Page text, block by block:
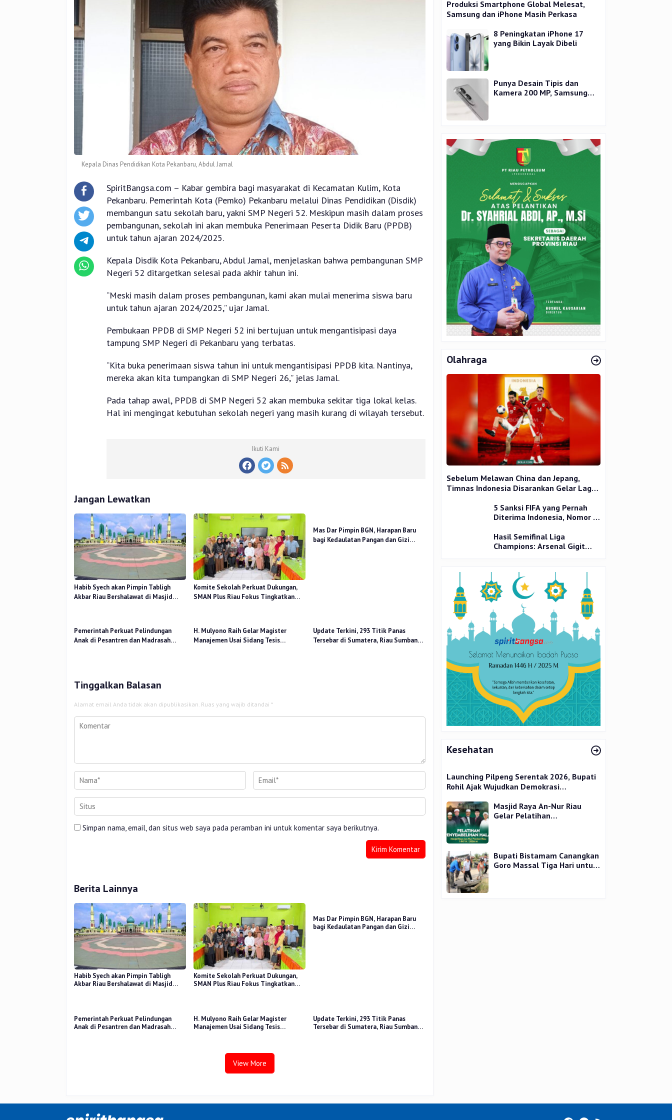
Kepala Dinas Pendidikan Kota Pekanbaru, Abdul Jamal
SpiritBangsa.com – Kabar gembira bagi masyarakat di Kecamatan Kulim, Kota
Pekanbaru. Pemerintah Kota (Pemko) Pekanbaru melalui Dinas Pendidikan (Disdik)
membangun satu sekolah baru, yakni SMP Negeri 52. Meskipun masih dalam proses
pembangunan, sekolah ini akan membuka Penerimaan Peserta Didik Baru (PPDB)
untuk tahun ajaran 2024/2025.
Kepala Disdik Kota Pekanbaru, Abdul Jamal, menjelaskan bahwa pembangunan SMP
Negeri 52 ditargetkan selesai pada akhir tahun ini.
“Meski masih dalam proses pembangunan, kami akan mulai menerima siswa baru
untuk tahun ajaran 2024/2025,” ujar Jamal.
Pembukaan PPDB di SMP Negeri 52 ini bertujuan untuk mengantisipasi daya
tampung SMP Negeri di Pekanbaru yang terbatas.
“Kita buka penerimaan siswa tahun ini untuk mengantisipasi PPDB kita. Nantinya,
mereka akan kita tumpangkan di SMP Negeri 26,” jelas Jamal.
Pada tahap awal, PPDB di SMP Negeri 52 akan membuka sekitar tiga lokal kelas.
Hal ini mengingat kebutuhan sekolah negeri yang masih kurang di wilayah tersebut.
Ikuti Kami
Jangan Lewatkan
Habib Syech akan Pimpin Tabligh
Akbar Riau Bershalawat di Masjid
Komite Sekolah Perkuat Dukungan,
SMAN Plus Riau Fokus Tingkatkan
Mas Dar Pimpin BGN, Harapan Baru
bagi Kedaulatan Pangan dan Gizi
Pemerintah Perkuat Pelindungan
Anak di Pesantren dan Madrasah
H. Mulyono Raih Gelar Magister
Manajemen Usai Sidang Tesis
Update Terkini, 293 Titik Panas
Tersebar di Sumatera, Riau Sumbang
Tinggalkan Balasan
Alamat email Anda tidak akan dipublikasikan. Ruas yang wajib ditandai *
Simpan nama, email, dan situs web saya pada peramban ini untuk komentar saya berikutnya.
Berita Lainnya
Habib Syech akan Pimpin Tabligh
Akbar Riau Bershalawat di Masjid
Komite Sekolah Perkuat Dukungan,
SMAN Plus Riau Fokus Tingkatkan
Mas Dar Pimpin BGN, Harapan Baru
bagi Kedaulatan Pangan dan Gizi
Pemerintah Perkuat Pelindungan
Anak di Pesantren dan Madrasah
H. Mulyono Raih Gelar Magister
Manajemen Usai Sidang Tesis
Update Terkini, 293 Titik Panas
Tersebar di Sumatera, Riau Sumbang
View More
Produksi Smartphone Global Melesat,
Samsung dan iPhone Masih Perkasa
8 Peningkatan iPhone 17
yang Bikin Layak Dibeli
Punya Desain Tipis dan
Kamera 200 MP, Samsung
Olahraga
Sebelum Melawan China dan Jepang,
Timnas Indonesia Disarankan Gelar Laga
5 Sanksi FIFA yang Pernah
Diterima Indonesia, Nomor 1
Hasil Semifinal Liga
Champions: Arsenal Gigit
Kesehatan
Launching Pilpeng Serentak 2026, Bupati
Rohil Ajak Wujudkan Demokrasi
Masjid Raya An-Nur Riau
Gelar Pelatihan
Bupati Bistamam Canangkan
Goro Massal Tiga Hari untuk